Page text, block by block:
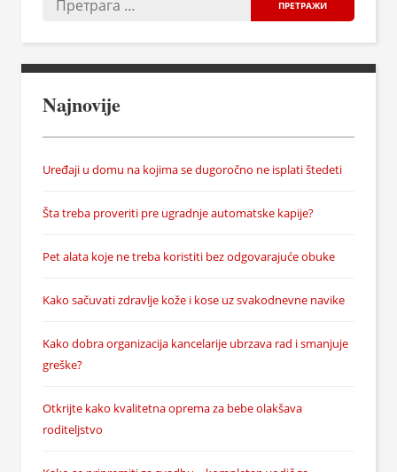
Najnovije
Uređaji u domu na kojima se dugoročno ne isplati štedeti
Šta treba proveriti pre ugradnje automatske kapije?
Pet alata koje ne treba koristiti bez odgovarajuće obuke
Kako sačuvati zdravlje kože i kose uz svakodnevne navike
Kako dobra organizacija kancelarije ubrzava rad i smanjuje
greške?
Otkrijte kako kvalitetna oprema za bebe olakšava
roditeljstvo